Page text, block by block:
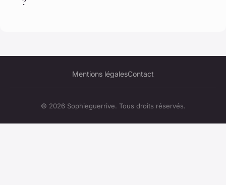
Mentions légalesContact
© 2026 Sophieguerrive. Tous droits réservés.